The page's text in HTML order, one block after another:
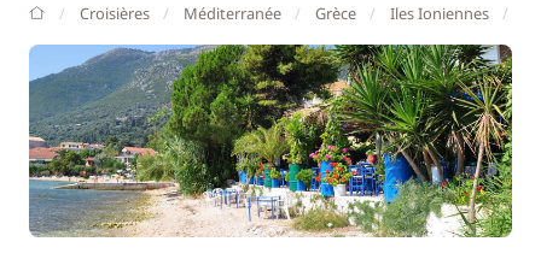
GlobeSailor
Croisières Méditerranée Grèce Iles Ioniennes